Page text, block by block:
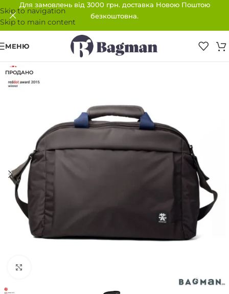
Skip to navigation
Skip to main content
Для замовлень від 3000 грн. доставка Новою Поштою
безкоштовна.
МЕНЮ
ПРОДАНО